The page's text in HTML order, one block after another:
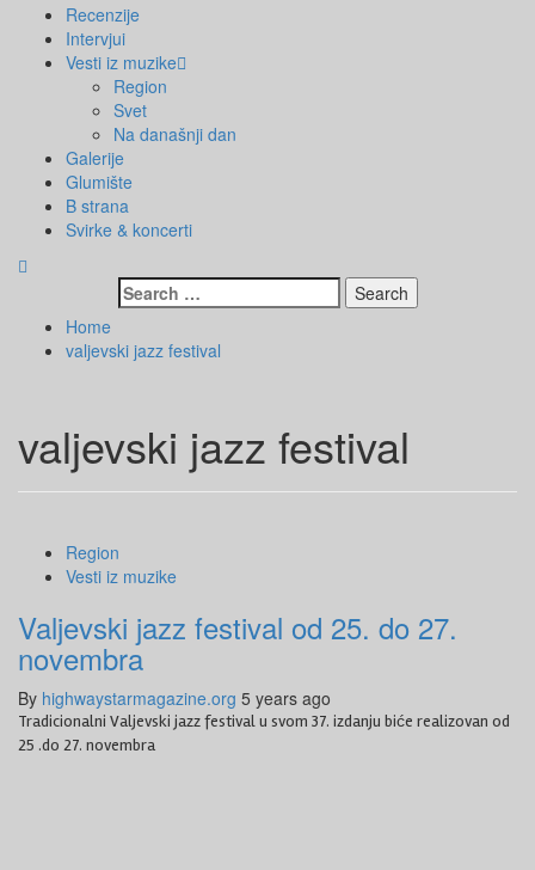
Primary
Menu
Recenzije
Intervjui
Vesti iz muzike
Region
Svet
Na današnji dan
Galerije
Glumište
B strana
Svirke & koncerti
Search
for:
Home
valjevski jazz festival
valjevski jazz festival
Region
Vesti iz muzike
Valjevski jazz festival od 25. do 27.
novembra
By highwaystarmagazine.org 5 years ago
Tradicionalni Valjevski jazz festival u svom 37. izdanju biće realizovan od
25 .do 27. novembra